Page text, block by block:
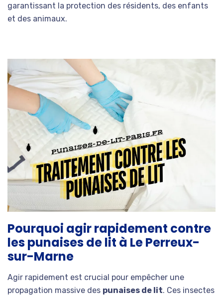
garantissant la protection des résidents, des enfants
et des animaux.
Pourquoi agir rapidement contre
les punaises de lit à Le Perreux-
sur-Marne
Agir rapidement est crucial pour empêcher une
propagation massive des punaises de lit. Ces insectes